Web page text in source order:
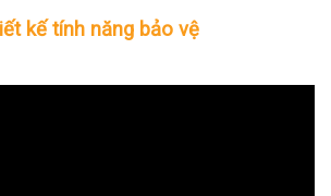
kế tính năng bảo vệ